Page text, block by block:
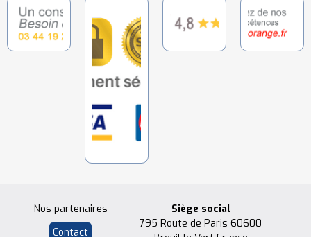
Nos partenaires
Contact
Siège social
795 Route de Paris 60600